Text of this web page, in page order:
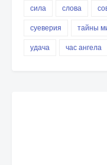
сила
слова
суеверия
тайны
удача
час ангела